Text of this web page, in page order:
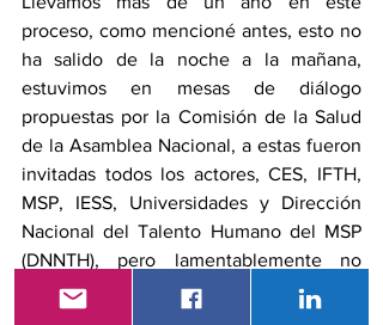
proceso, como mencioné antes, esto no
ha salido de la noche a la mañana,
estuvimos en mesas de diálogo
propuestas por la Comisión de la Salud
de la Asamblea Nacional, a estas fueron
invitadas todos los actores, CES, IFTH,
MSP, IESS, Universidades y Dirección
Nacional del Talento Humano del MSP
(DNNTH), pero lamentablemente no
fueron trascendentes, es más el CES